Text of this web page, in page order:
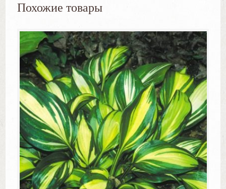
Похожие товары